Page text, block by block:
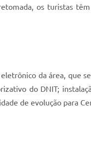
os turistas
da área, que
do DNIT;
de evolução para